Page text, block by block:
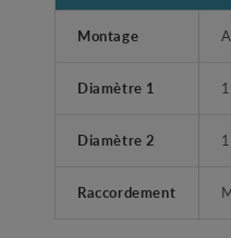
Montage
Diamètre 1
Diamètre 2
Raccordement